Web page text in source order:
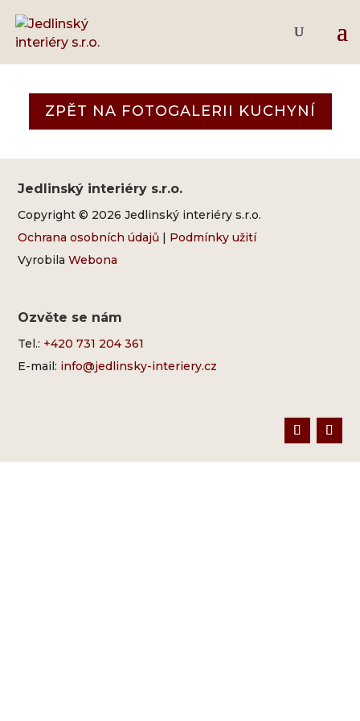
Lak bílá – šedá
ZPĚT NA FOTOGALERII KUCHYNÍ
Jedlinský interiéry s.r.o.
Copyright © 2026 Jedlinský interiéry s.r.o.
Ochrana osobních údajů | Podmínky užití
VyrobilaWebona
Ozvěte se nám
Tel.: +420 731 204 361
E-mail: info@jedlinsky-interiery.cz